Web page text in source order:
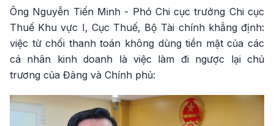
Ông Nguyễn Tiến Minh - Phó Chi cục trưởng Chi cục
Thuế Khu vực I, Cục Thuế, Bộ Tài chính khẳng định:
việc từ chối thanh toán không dùng tiền mặt của các
cá nhân kinh doanh là việc làm đi ngược lại chủ
trương của Đảng và Chính phủ: